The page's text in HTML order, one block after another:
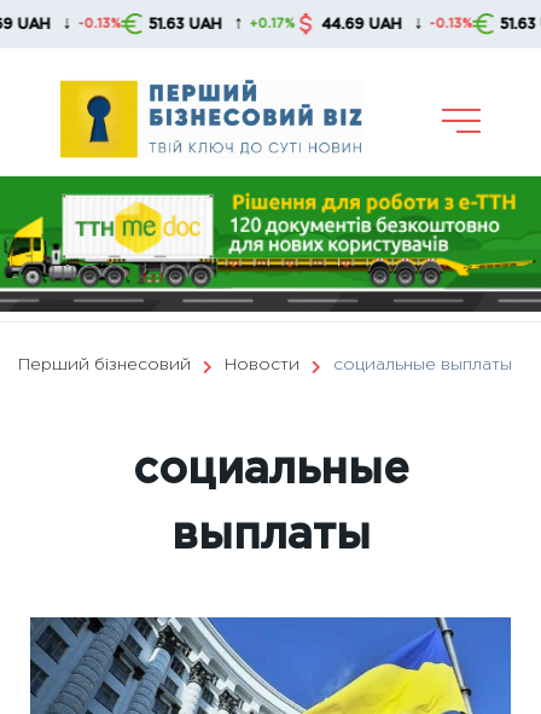
Skip
51.63 UAH ↑ +0.17% 44.69 UAH ↓ -0.13% 51.63 UAH ↑ +0.17%
Перший бізнесовий Новости социальные выплаты
социальные
выплаты